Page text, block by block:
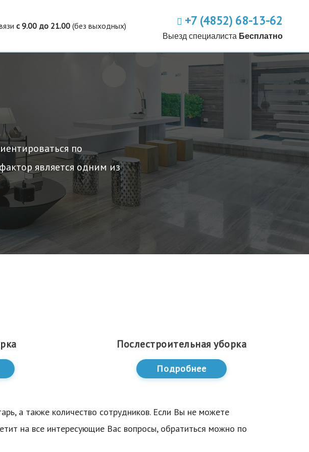
c 9.00 до 21.00(без выходных) +7 (4852) 68-13-62
Выезд специалиста Бесплатно
по
является одним из
Послестроительная уборка
Подробнее
а также количество сотрудников. Если Вы не можете
на все интересующие Вас вопросы, обратиться можно по